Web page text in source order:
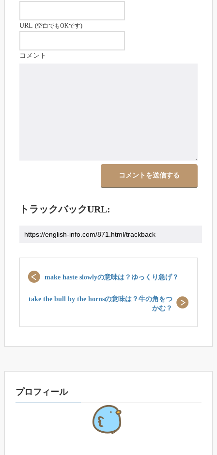
URL (空白でもOKです)
コメント
トラックバックURL:
make haste slowlyの意味は？ゆっくり急げ？
take the bull by the hornsの意味は？牛の角をつ
かむ？
プロフィール